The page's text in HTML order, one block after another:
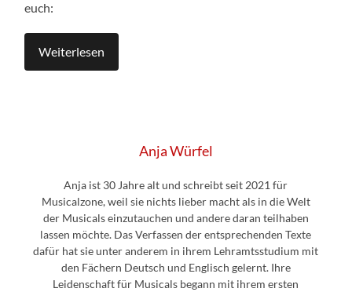
euch:
Weiterlesen
Anja Würfel
Anja ist 30 Jahre alt und schreibt seit 2021 für
Musicalzone, weil sie nichts lieber macht als in die Welt
der Musicals einzutauchen und andere daran teilhaben
lassen möchte. Das Verfassen der entsprechenden Texte
dafür hat sie unter anderem in ihrem Lehramtsstudium mit
den Fächern Deutsch und Englisch gelernt. Ihre
Leidenschaft für Musicals begann mit ihrem ersten